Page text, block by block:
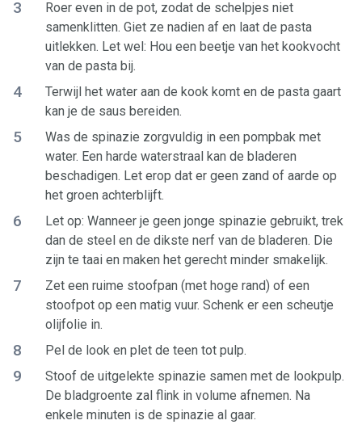
3
Roer even in de pot, zodat de schelpjes niet
samenklitten. Giet ze nadien af en laat de pasta
uitlekken. Let wel: Hou een beetje van het kookvocht
van de pasta bij.
4
Terwijl het water aan de kook komt en de pasta gaart
kan je de saus bereiden.
5
Was de spinazie zorgvuldig in een pompbak met
water. Een harde waterstraal kan de bladeren
beschadigen. Let erop dat er geen zand of aarde op
het groen achterblijft.
6
Let op: Wanneer je geen jonge spinazie gebruikt, trek
dan de steel en de dikste nerf van de bladeren. Die
zijn te taai en maken het gerecht minder smakelijk.
7
Zet een ruime stoofpan (met hoge rand) of een
stoofpot op een matig vuur. Schenk er een scheutje
olijfolie in.
8 Pel de look en plet de teen tot pulp.
9
Stoof de uitgelekte spinazie samen met de lookpulp.
De bladgroente zal flink in volume afnemen. Na
enkele minuten is de spinazie al gaar.